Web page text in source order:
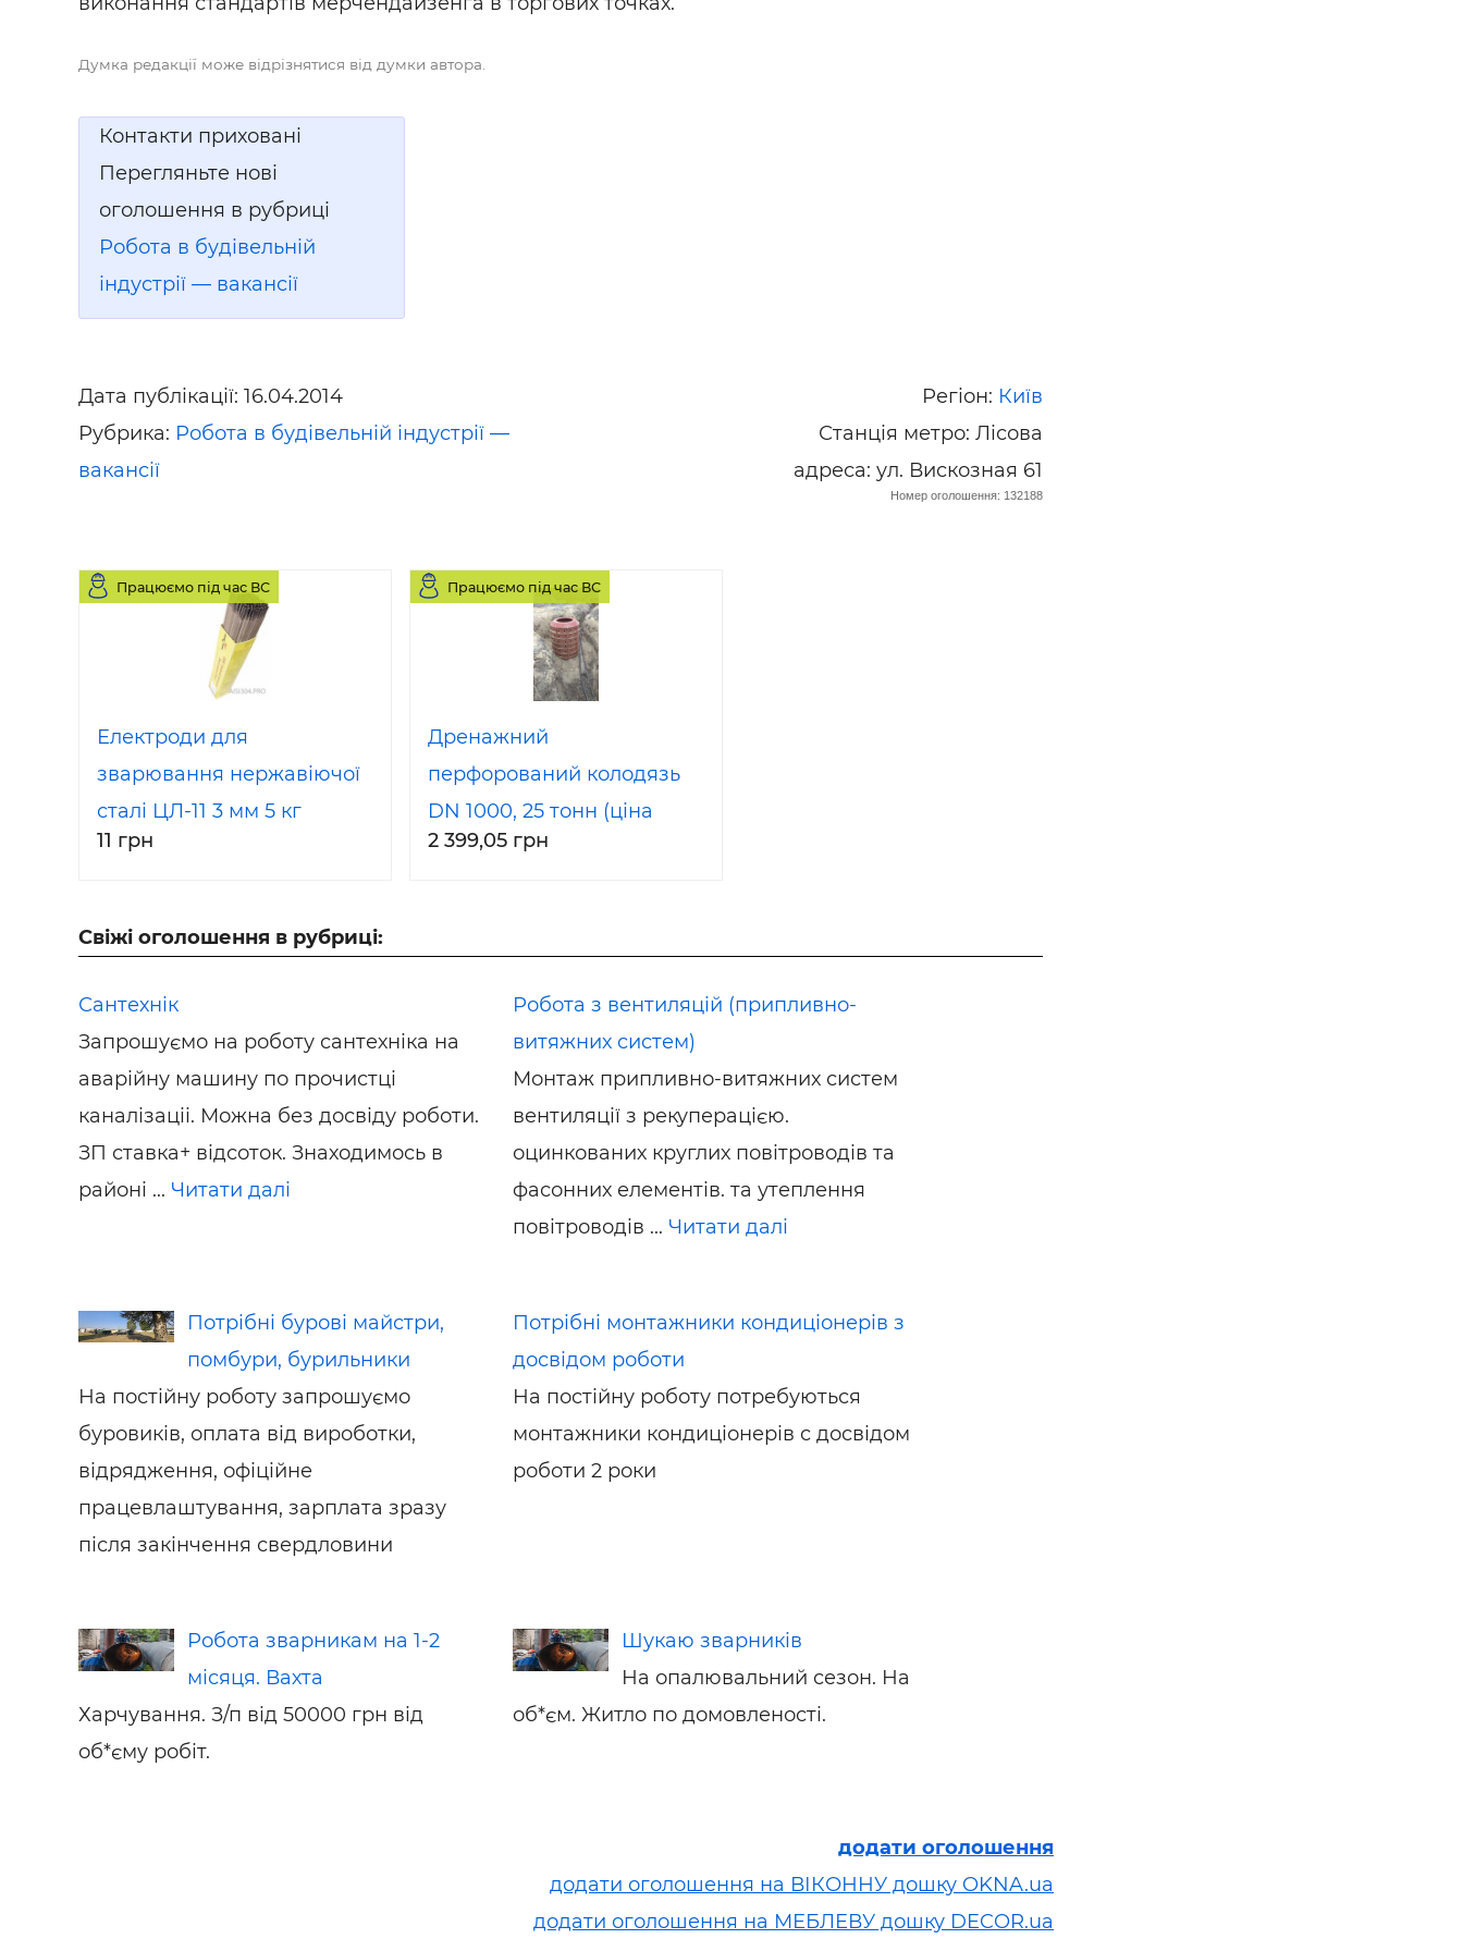
Думка редакції може відрізнятися від думки автора.
Контакти приховані
Перегляньте нові
оголошення в рубриці
Робота в будівельній
індустрії — вакансії
Дата публікації: 16.04.2014
Рубрика: Робота в будівельній індустрії —
вакансії
Регіон: Київ
Станція метро: Лісова
адреса: ул. Вискозная 61
Номер оголошення: 132188
Працюємо під час ВС
Електроди для
зварювання нержавіючої
сталі ЦЛ-11 3 мм 5 кг
11 грн
Працюємо під час ВС
Дренажний
перфорований колодязь
DN 1000, 25 тонн (ціна
вказана за кільце h – 200
2 399,05 грн
Свіжі оголошення в рубриці:
Сантехнік
Запрошуємо на роботу сантехніка на
аварійну машину по прочистці
каналізаціі. Можна без досвіду роботи.
ЗП ставка+ відсоток. Знаходимось в
районі ... Читати далі
Робота з вентиляцій (припливно-
витяжних систем)
Монтаж припливно-витяжних систем
вентиляції з рекуперацією.
оцинкованих круглих повітроводів та
фасонних елементів. та утеплення
повітроводів ... Читати далі
Потрібні бурові майстри,
помбури, бурильники
На постійну роботу запрошуємо
буровиків, оплата від вироботки,
відрядження, офіційне
працевлаштування, зарплата зразу
після закінчення свердловини
Потрібні монтажники кондиціонерів з
досвідом роботи
На постійну роботу потребуються
монтажники кондиціонерів с досвідом
роботи 2 роки
Робота зварникам на 1-2
місяця. Вахта
Харчування. З/п від 50000 грн від
об*єму робіт.
Шукаю зварників
На опалювальний сезон. На
об*єм. Житло по домовленості.
додати оголошення
додати оголошення на ВІКОННУ дошку OKNA.ua
додати оголошення на МЕБЛЕВУ дошку DECOR.ua